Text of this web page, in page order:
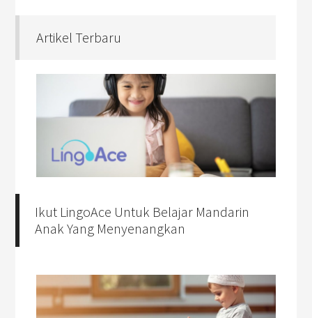
Artikel Terbaru
Ikut LingoAce Untuk Belajar Mandarin
Anak Yang Menyenangkan